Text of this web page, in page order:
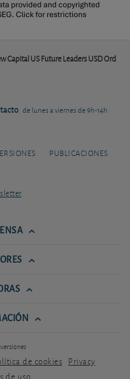
Capital US Future Leaders USD Ord
de lunes a viernes de 9h-14h
PUBLICACIONES
de cookies Privacy
de uso